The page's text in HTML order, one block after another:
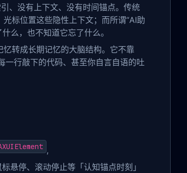
、没有上下文、没有时间锚点。传统
标位置这些隐性上下文；而所谓“AI助
么，也不知道它忘了什么。
转成长期记忆的大脑结构。它不靠
行敲下的代码、甚至你自言自语的吐
,
悬停、滚动停止等「认知锚点时刻」